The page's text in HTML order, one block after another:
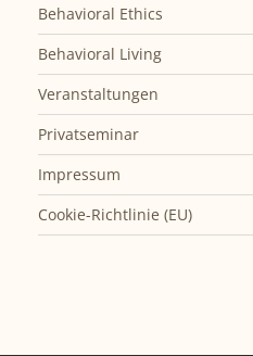
Behavioral Ethics
Behavioral Living
Veranstaltungen
Privatseminar
Impressum
Cookie-Richtlinie (EU)